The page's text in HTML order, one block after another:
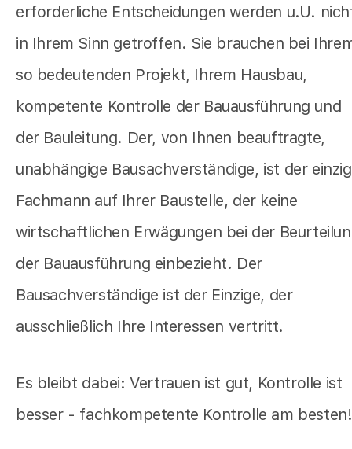
erforderliche Entscheidungen werden u.U.
in Ihrem Sinn getroffen. Sie brauchen bei
so bedeutenden Projekt, Ihrem Hausbau,
kompetente Kontrolle der Bauausführung und
der Bauleitung. Der, von Ihnen beauftragte,
unabhängige Bausachverständige, ist der
Fachmann auf Ihrer Baustelle, der keine
wirtschaftlichen Erwägungen bei der
der Bauausführung einbezieht. Der
Bausachverständige ist der Einzige, der
ausschließlich Ihre Interessen vertritt.
Es bleibt dabei: Vertrauen ist gut, Kontrolle ist
besser - fachkompetente Kontrolle am besten!